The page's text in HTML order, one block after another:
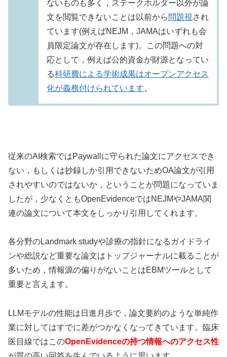
ないものも多く，ステークホルダー以外が論
文を閲覧できないことは以前から 問題視 され
ています(例えばNEJM，JAMAはいずれも会
員限定論文が存在します)。この問題への対
応として，例えば公的資金が財源となってい
る科研費による学術成果はオープンアクセス
化が義務付けられています。
従来のAI検索ではPaywallに守られた論文にアクセスでき
ない，もしくは抄録しか引用できないためOA論文が引用
されやすいのではないか，ということが問題になっていま
したが，少なくともOpenEvidenceではNEJMやJAMA関
連の論文について本文をしっかり引用してくれます。
各分野のLandmark studyや診療の指針になるガイドライ
ンや総説など重要な論文はトップジャーナルに載ることが
多いため，情報源の偏りがないことはEBMツールとして
重要と言えます。
LLMモデルの性能は日進月歩で，論文要約のような単純作
業に対してはすでに差がつかなくなってきています。臨床
医目線ではこのOpenEvidenceの持つ情報へのアクセス性